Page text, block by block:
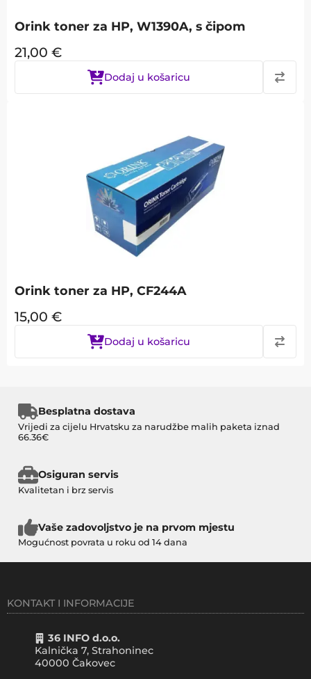
Orink toner za HP, W1390A, s čipom
21,00 €
Dodaj u košaricu
Orink toner za HP, CF244A
15,00 €
Dodaj u košaricu
Besplatna dostava
Vrijedi za cijelu Hrvatsku za narudžbe malih paketa iznad
66.36€
Osiguran servis
Kvalitetan i brz servis
Vaše zadovoljstvo je na prvom mjestu
Mogućnost povrata u roku od 14 dana
KONTAKT I INFORMACIJE
36 INFO d.o.o.
Kalnička 7, Strahoninec
40000 Čakovec